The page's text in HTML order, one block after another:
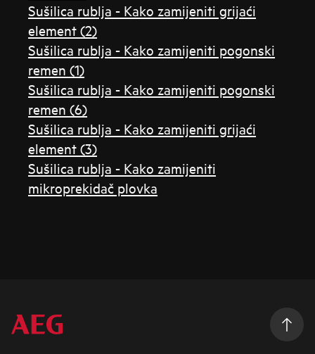
Sušilica rublja - Kako zamijeniti grijaći
element (2)
Sušilica rublja - Kako zamijeniti pogonski
remen (1)
Sušilica rublja - Kako zamijeniti pogonski
remen (6)
Sušilica rublja - Kako zamijeniti grijaći
element (3)
Sušilica rublja - Kako zamijeniti
mikroprekidač plovka